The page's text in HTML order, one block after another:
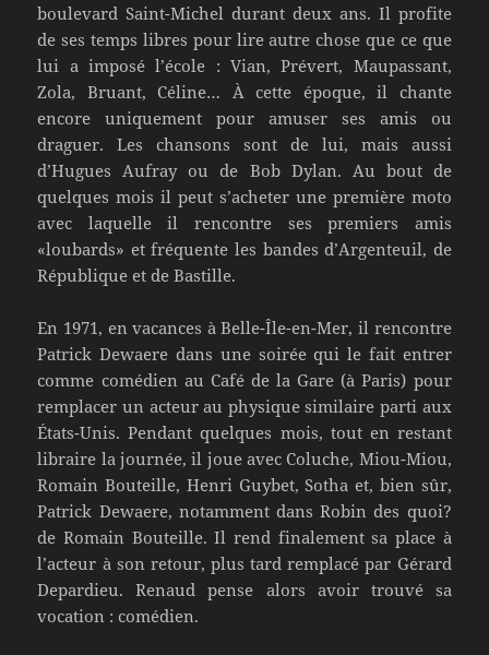
boulevard Saint-Michel durant deux ans. Il profite
de ses temps libres pour lire autre chose que ce que
lui a imposé l’école : Vian, Prévert, Maupassant,
Zola, Bruant, Céline… À cette époque, il chante
encore uniquement pour amuser ses amis ou
draguer. Les chansons sont de lui, mais aussi
d’Hugues Aufray ou de Bob Dylan. Au bout de
quelques mois il peut s’acheter une première moto
avec laquelle il rencontre ses premiers amis
«loubards» et fréquente les bandes d’Argenteuil, de
République et de Bastille.
En 1971, en vacances à Belle-Île-en-Mer, il rencontre
Patrick Dewaere dans une soirée qui le fait entrer
comme comédien au Café de la Gare (à Paris) pour
remplacer un acteur au physique similaire parti aux
États-Unis. Pendant quelques mois, tout en restant
libraire la journée, il joue avec Coluche, Miou-Miou,
Romain Bouteille, Henri Guybet, Sotha et, bien sûr,
Patrick Dewaere, notamment dans Robin des quoi?
de Romain Bouteille. Il rend finalement sa place à
l’acteur à son retour, plus tard remplacé par Gérard
Depardieu. Renaud pense alors avoir trouvé sa
vocation : comédien.